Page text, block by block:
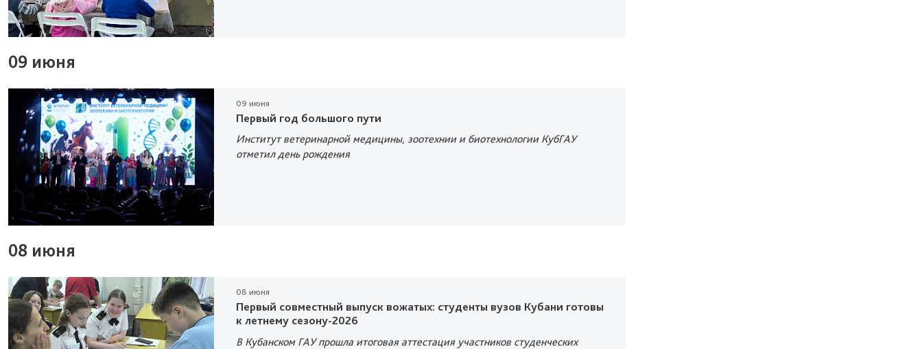
09 июня
09 июня
Первый год большого пути
Институт ветеринарной медицины, зоотехнии и биотехнологии КубГАУ
отметил день рождения
08 июня
08 июня
Первый совместный выпуск вожатых: студенты вузов Кубани готовы
к летнему сезону-2026
В Кубанском ГАУ прошла итоговая аттестация участников студенческих